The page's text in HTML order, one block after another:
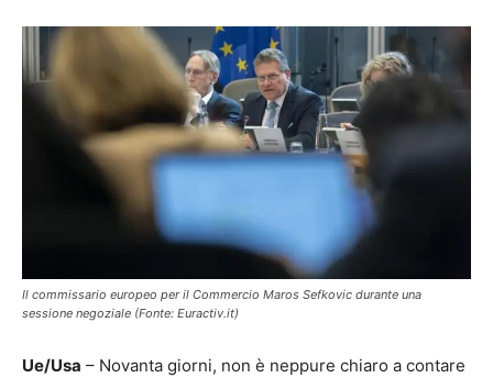
Il commissario europeo per il Commercio Maros Sefkovic durante una
sessione negoziale (Fonte: Euractiv.it)
Ue/Usa – Novanta giorni, non è neppure chiaro a contare